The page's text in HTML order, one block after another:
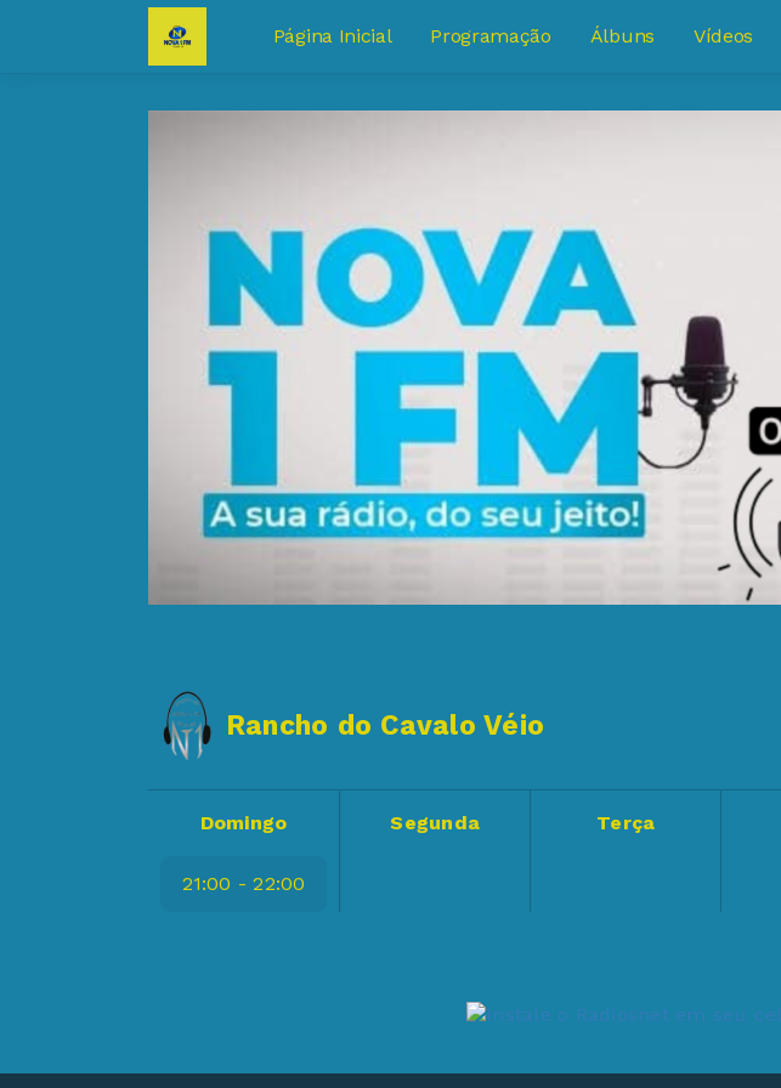
Página Inicial Programação Álbuns Vídeos
Rancho do Cavalo Véio
Domingo
21:00 - 22:00
Segunda Terça